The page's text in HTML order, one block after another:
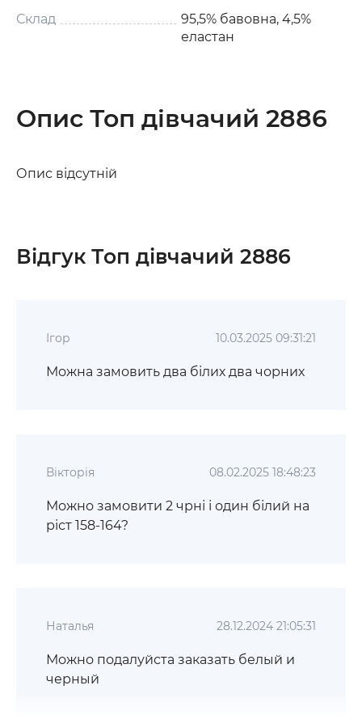
Склад
95,5% бавовна, 4,5%
еластан
Опис Топ дівчачий 2886
Опис відсутній
Відгук Топ дівчачий 2886
Ігор 10.03.2025 09:31:21
Можна замовить два білих два чорних
Вікторія 08.02.2025 18:48:23
Можно замовити 2 чрні і один білий на
ріст 158-164?
Наталья 28.12.2024 21:05:31
Можно подалуйста заказать белый и
черный